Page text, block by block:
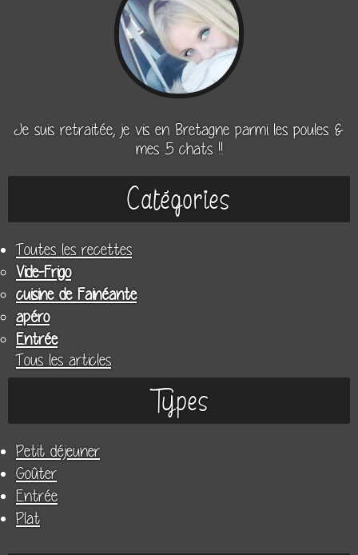
Je suis retraitée, je vis en Bretagne parmi les poules &
mes 5 chats !!
Catégories
Toutes les recettes
Vide-Frigo
cuisine de Fainéante
apéro
Entrée
Tous les articles
Types
Petit déjeuner
Goûter
Entrée
Plat